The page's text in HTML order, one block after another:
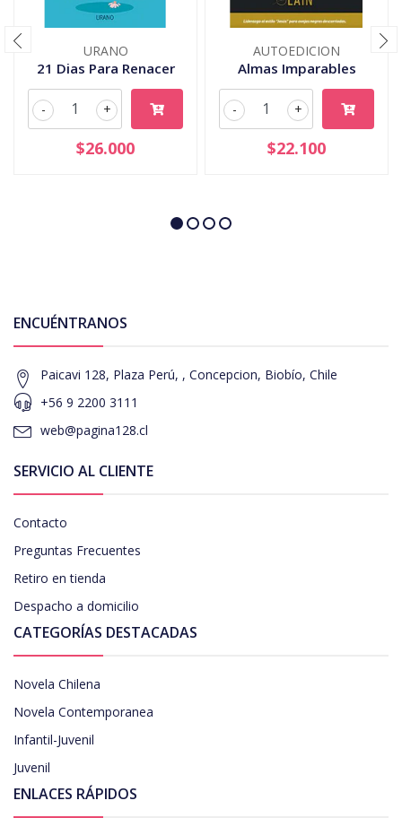
URANO
21 Dias Para Renacer
+
-
$26.000
AUTOEDICION
Almas Imparables
+
-
$22.100
ENCUÉNTRANOS
Paicavi 128, Plaza Perú, , Concepcion, Biobío, Chile
+56 9 2200 3111
web@pagina128.cl
SERVICIO AL CLIENTE
Contacto
Preguntas Frecuentes
Retiro en tienda
Despacho a domicilio
CATEGORÍAS DESTACADAS
Novela Chilena
Novela Contemporanea
Infantil-Juvenil
Juvenil
ENLACES RÁPIDOS